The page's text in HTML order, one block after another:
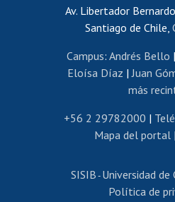
Certificado
Certificado de
Editar
Revalidación y
Postulación al Programa
Cursos de
Av. Libertador
Santiago de Chile,
Campus: Andrés Bello |
Eloísa Díaz | Juan
más
+56 2 29782000 |
Mapa del portal|
SISIB - Universidad de
Política de